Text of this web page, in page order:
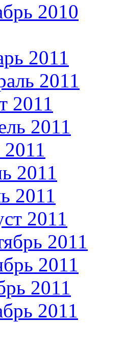
2010
2011
2011
2011
2011
2011
2011
2011
2011
2011
2011
2011